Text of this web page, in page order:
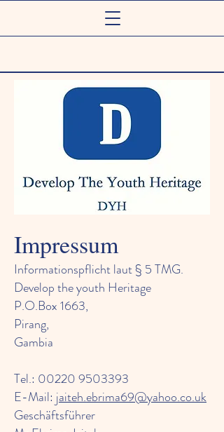
Impressum
Informationspflicht laut § 5 TMG.
Develop the youth Heritage
P.O.Box 1663,
Pirang,
Gambia
Tel.: 00220 9503393
E-Mail: jaiteh.ebrima69@yahoo.co.uk
Geschäftsführer